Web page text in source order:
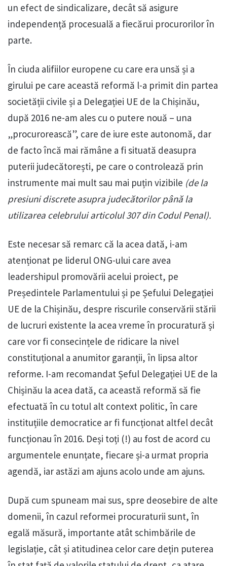
un efect de sindicalizare, decât să asigure
independență procesuală a fiecărui procurorilor în
parte.
În ciuda alifiilor europene cu care era unsă și a
girului pe care această reformă l-a primit din partea
societății civile și a Delegației UE de la Chișinău,
după 2016 ne-am ales cu o putere nouă – una
„procurorească”, care de iure este autonomă, dar
de facto încă mai rămâne a fi situată deasupra
puterii judecătorești, pe care o controlează prin
instrumente mai mult sau mai puțin vizibile (de la
presiuni discrete asupra judecătorilor până la
utilizarea celebrului articolul 307 din Codul Penal).
Este necesar să remarc că la acea dată, i-am
atenționat pe liderul ONG-ului care avea
leadershipul promovării acelui proiect, pe
Președintele Parlamentului și pe Șefului Delegației
UE de la Chișinău, despre riscurile conservării stării
de lucruri existente la acea vreme în procuratură și
care vor fi consecințele de ridicare la nivel
constituțional a anumitor garanții, în lipsa altor
reforme. I-am recomandat Șeful Delegației UE de la
Chișinău la acea dată, ca această reformă să fie
efectuată în cu totul alt context politic, în care
instituțiile democratice ar fi funcționat altfel decât
funcționau în 2016. Deși toți (!) au fost de acord cu
argumentele enunțate, fiecare și-a urmat propria
agendă, iar astăzi am ajuns acolo unde am ajuns.
După cum spuneam mai sus, spre deosebire de alte
domenii, în cazul reformei procuraturii sunt, în
egală măsură, importante atât schimbările de
legislație, cât și atitudinea celor care dețin puterea